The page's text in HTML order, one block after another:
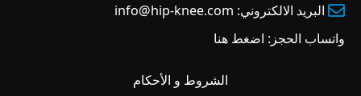
البريد الالكتروني: info@hip-knee.com
واتساب الحجز: اضغط هنا
الشروط و الأحكام